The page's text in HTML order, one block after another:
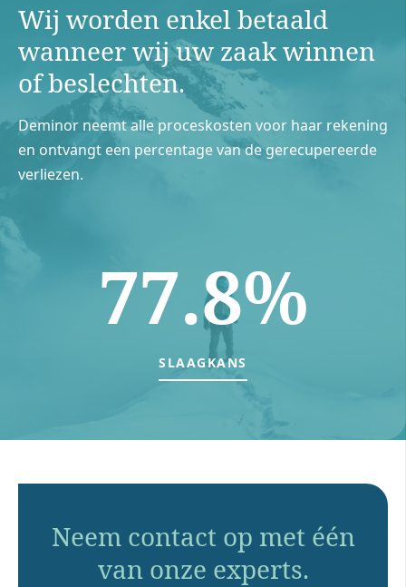
Wij worden enkel betaald
wanneer wij uw zaak winnen
of beslechten.
Deminor neemt alle proceskosten voor haar rekening
en ontvangt een percentage van de gerecupereerde
verliezen.
77.8%
SLAAGKANS
Neem contact op met één
van onze experts.